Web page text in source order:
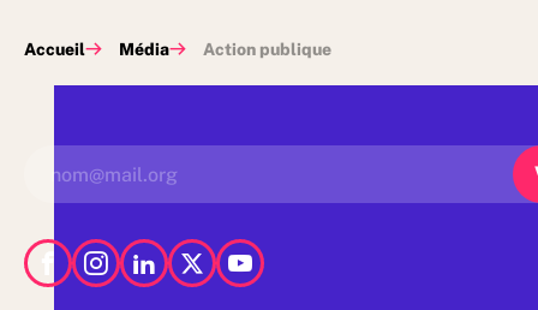
Accueil Média Action publique